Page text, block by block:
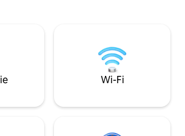
pentru două
și simplu evadați din
un loc unde vă
înstelat uluitor.
dușul în aer liber
tort!
Wi-Fi